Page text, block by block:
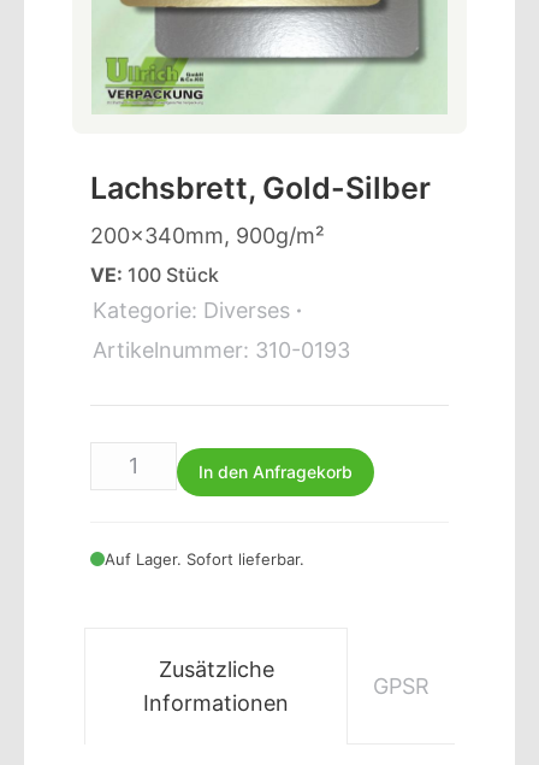
Lachsbrett, Gold-Silber
200x340mm, 900g/m²
VE: 100 Stück
Kategorie: Diverses
Artikelnummer: 310-0193
In den Anfragekorb
Auf Lager. Sofort lieferbar.
Zusätzliche
Informationen
GPSR